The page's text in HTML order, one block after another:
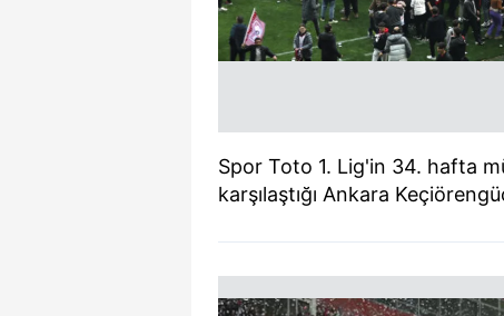
Spor Toto 1. Lig'in 34. hafta
karşılaştığı Ankara